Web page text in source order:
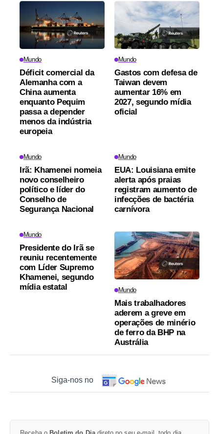
Mundo
Déficit comercial da
Alemanha com a
China aumenta
enquanto Pequim
passa a depender
menos da indústria
europeia
Mundo
Gastos com defesa de
Taiwan devem
aumentar 16% em
2027, segundo mídia
oficial
Mundo
Irã: Khamenei nomeia
novo conselheiro
político e líder do
Conselho de
Segurança Nacional
Mundo
EUA: Louisiana emite
alerta após praias
registram aumento de
infecções de bactéria
carnívora
Mundo
Presidente do Irã se
reuniu recentemente
com Líder Supremo
Khamenei, segundo
mídia estatal
Mundo
Mais trabalhadores
aderem a greve em
operações de minério
de ferro da BHP na
Austrália
Siga-nos no